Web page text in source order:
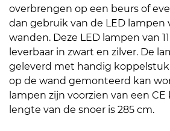
overbrengen op een beurs of
dan gebruik van de LED lampen
wanden. Deze LED lampen van
leverbaar in zwart en zilver. De
geleverd met handig
op de wand gemonteerd kan
lampen zijn voorzien van een
lengte van de snoer is 285 cm.